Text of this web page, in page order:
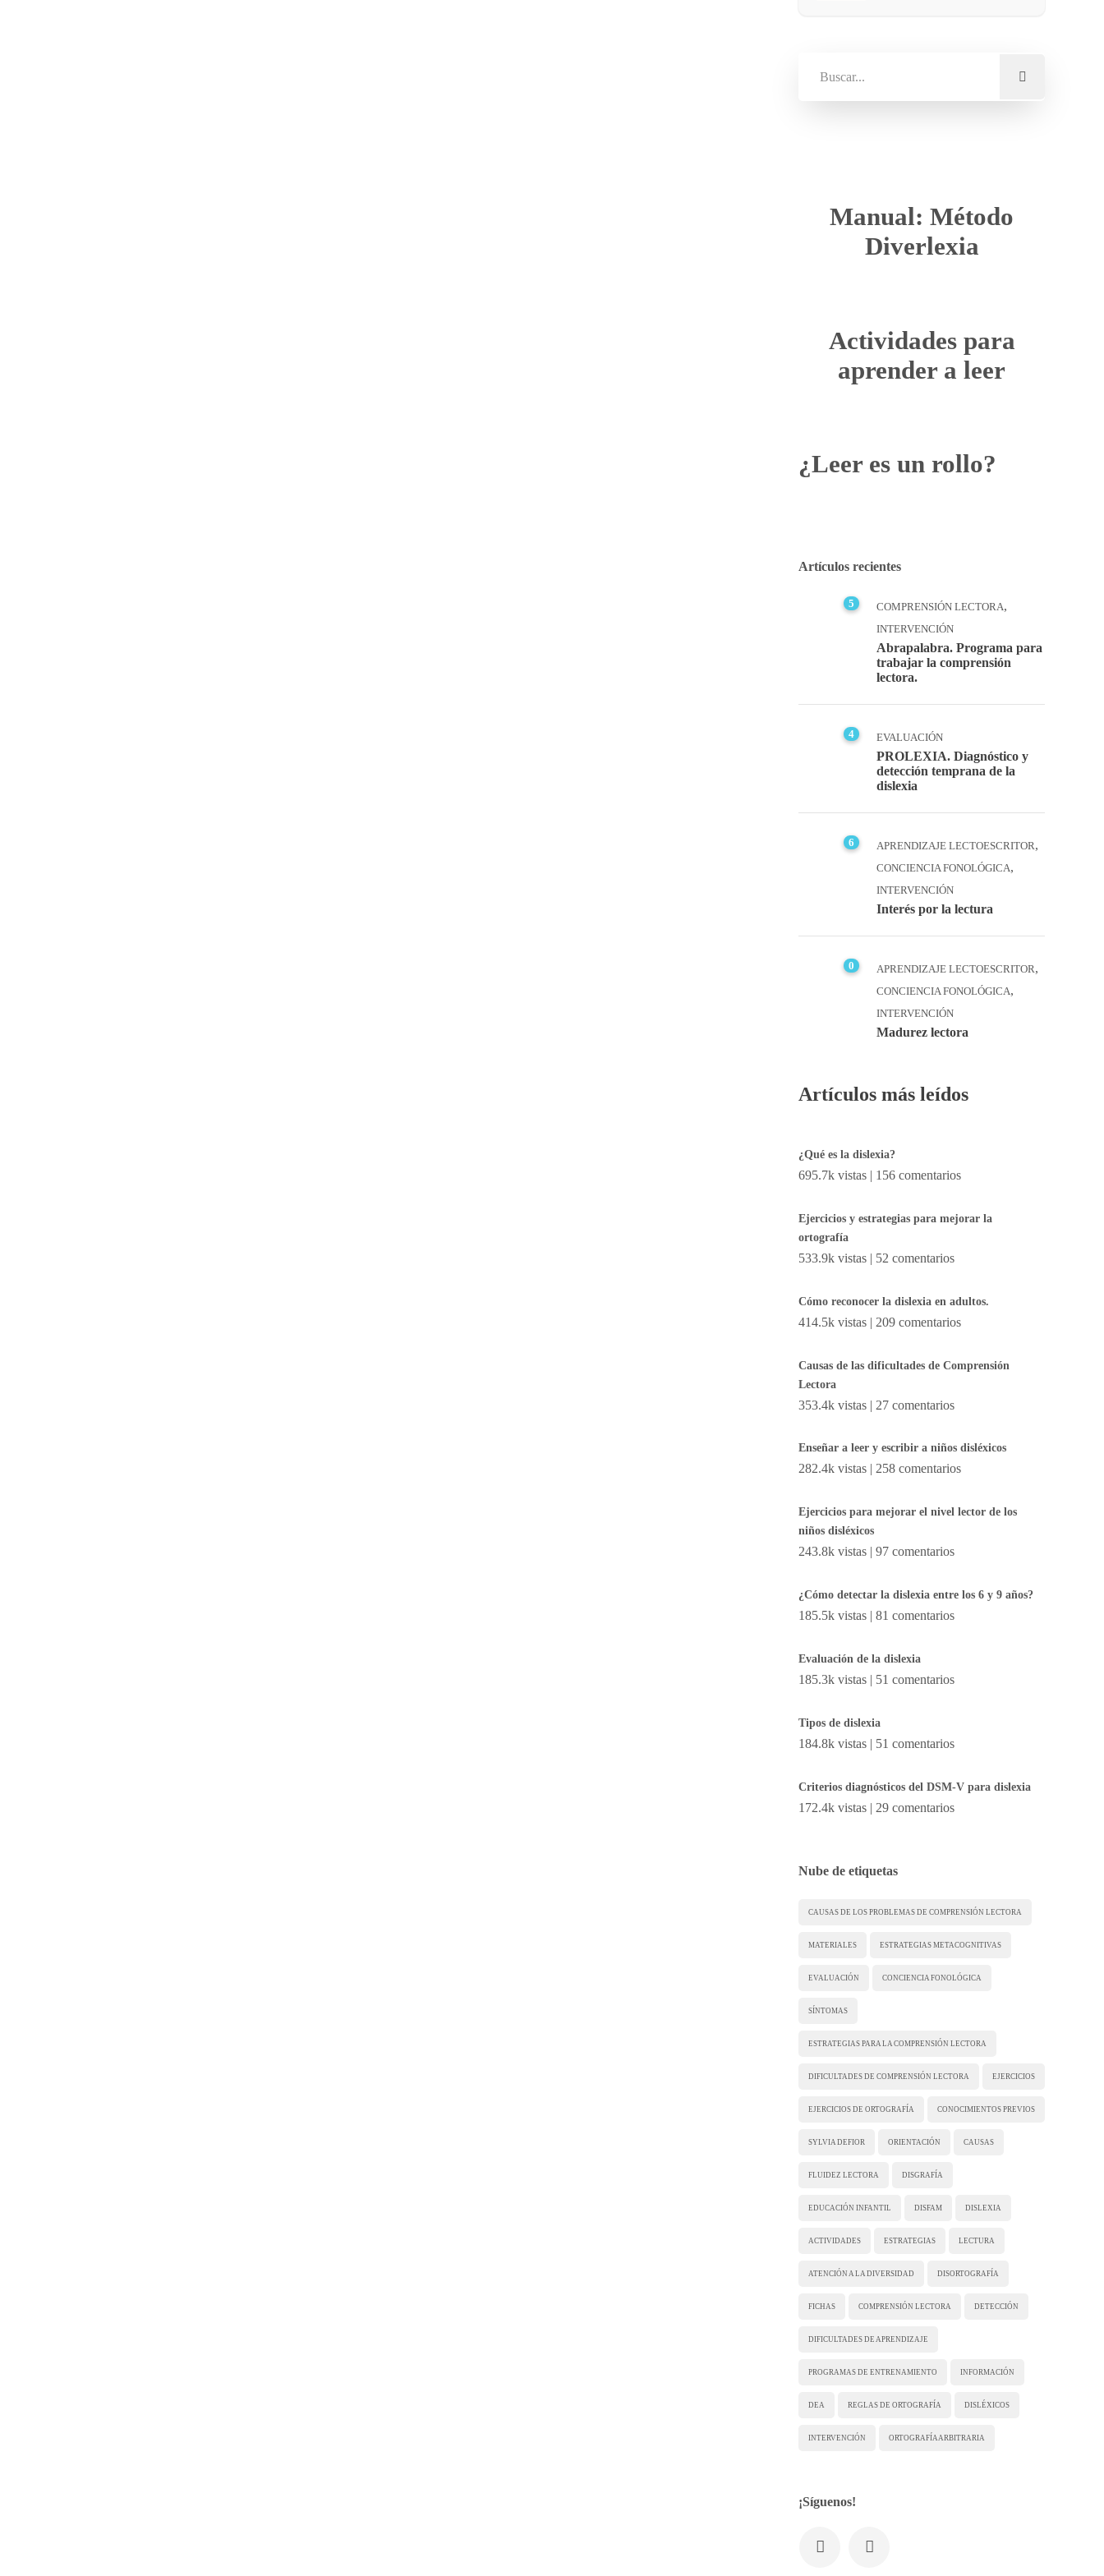
Manual: Método
Diverlexia
Actividades para
aprender a leer
¿Leer es un rollo?
Artículos recientes
5 COMPRENSIÓN LECTORA,
INTERVENCIÓN
Abrapalabra. Programa para
trabajar la comprensión
lectora.
4 EVALUACIÓN
PROLEXIA. Diagnóstico y
detección temprana de la
dislexia
6 APRENDIZAJE LECTOESCRITOR,
CONCIENCIA FONOLÓGICA,
INTERVENCIÓN
Interés por la lectura
0 APRENDIZAJE LECTOESCRITOR,
CONCIENCIA FONOLÓGICA,
INTERVENCIÓN
Madurez lectora
Artículos más leídos
¿Qué es la dislexia?
695.7k vistas | 156 comentarios
Ejercicios y estrategias para mejorar la
ortografía
533.9k vistas | 52 comentarios
Cómo reconocer la dislexia en adultos.
414.5k vistas | 209 comentarios
Causas de las dificultades de Comprensión
Lectora
353.4k vistas | 27 comentarios
Enseñar a leer y escribir a niños disléxicos
282.4k vistas 258 comentarios
Ejercicios para mejorar el nivel lector de los
niños disléxicos
243.8k vistas | 97 comentarios
¿Cómo detectar la dislexia entre los 6 y 9 años?
185.5k vistas | 81 comentarios
Evaluación de la dislexia
185.3k vistas | 51 comentarios
Tipos de dislexia
184.8k vistas | 51 comentarios
Criterios diagnósticos del DSM-V para dislexia
172.4k vistas | 29 comentarios
Nube de etiquetas
CAUSAS DE LOS PROBLEMAS DE COMPRENSIÓN LECTORA
MATERIALES ESTRATEGIAS METACOGNITIVAS
EVALUACIÓN CONCIENCIA FONOLÓGICA
SÍNTOMAS
ESTRATEGIAS PARA LA COMPRENSIÓN LECTORA
DIFICULTADES DE COMPRENSIÓN LECTORA EJERCICIOS
EJERCICIOS DE ORTOGRAFÍA CONOCIMIENTOS PREVIOS
SYLVIA DEFIOR ORIENTACIÓN CAUSAS
FLUIDEZ LECTORA DISGRAFÍA
EDUCACIÓN INFANTIL DISFAM DISLEXIA
ACTIVIDADES ESTRATEGIAS LECTURA
ATENCIÓN A LA DIVERSIDAD DISORTOGRAFÍA
FICHAS COMPRENSIÓN LECTORA DETECCIÓN
DIFICULTADES DE APRENDIZAJE
PROGRAMAS DE ENTRENAMIENTO INFORMACIÓN
DEA REGLAS DE ORTOGRAFÍA DISLÉXICOS
INTERVENCIÓN ORTOGRAFÍA ARBITRARIA
¡Síguenos!